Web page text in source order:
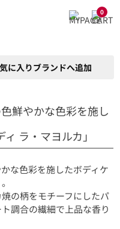
0
に入りブランドへ追加
鮮やかな色彩を施し
ラ・マヨルカ」
な色彩を施したボディケ
の柄をモチーフにしたパ
調合の繊細で上品な香り